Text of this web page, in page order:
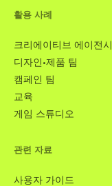
활용 사례
크리에이티브 에이전시
디자인·제품 팀
캠페인 팀
교육
게임 스튜디오
관련 자료
사용자 가이드